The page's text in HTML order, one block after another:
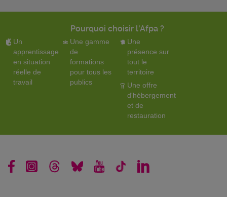
Pourquoi choisir l'Afpa ?
Un
apprentissage
en situation
réelle de
travail
Une gamme
de
formations
pour tous les
publics
Une
présence sur
tout le
territoire
Une offre
d'hébergement
et de
restauration